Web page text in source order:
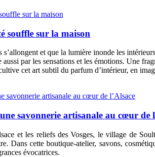
souffle sur la maison
s’allongent et que la lumière inonde les
aussi par les sensations et les émotions. Une
cet art subtil du parfum d’intérieur, en
savonnerie artisanale au cœur de
et les reliefs des Vosges, le village de
Dans cette boutique-atelier, savons,
évocatrices.